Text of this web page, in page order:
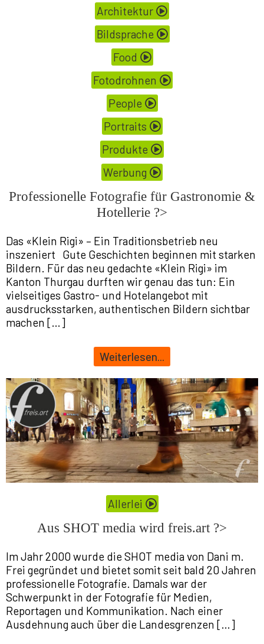
Architektur
Bildsprache
Food
Fotodrohnen
People
Portraits
Produkte
Werbung
Professionelle Fotografie für Gastronomie &
Hotellerie ?>
Das «Klein Rigi» – Ein Traditionsbetrieb neu
inszeniert Gute Geschichten beginnen mit starken
Bildern. Für das neu gedachte «Klein Rigi» im
Kanton Thurgau durften wir genau das tun: Ein
vielseitiges Gastro- und Hotelangebot mit
ausdrucksstarken, authentischen Bildern sichtbar
machen […]
Weiterlesen...
Allerlei
Aus SHOT media wird freis.art ?>
Im Jahr 2000 wurde die SHOT media von Dani m.
Frei gegründet und bietet somit seit bald 20 Jahren
professionelle Fotografie. Damals war der
Schwerpunkt in der Fotografie für Medien,
Reportagen und Kommunikation. Nach einer
Ausdehnung auch über die Landesgrenzen […]